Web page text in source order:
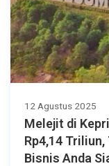
12 Agustus 2025
Melejit di
Rp4,14
Bisnis Anda